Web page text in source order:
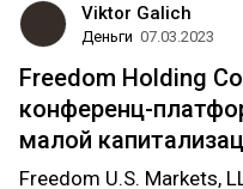
Viktor Galich
Деньги 07.03.2023
Freedom Holding
конференц-
малой
Freedom U.S. Markets,